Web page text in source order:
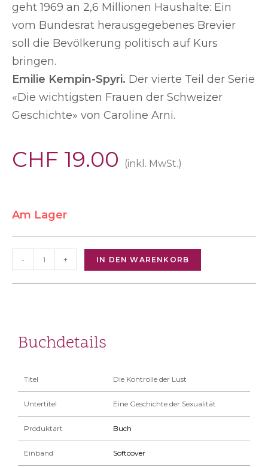
geht 1969 an 2,6 Millionen Haushalte: Ein
vom Bundesrat herausgegebenes Brevier
soll die Bevölkerung politisch auf Kurs
bringen.
Emilie Kempin-Spyri. Der vierte Teil der Serie
«Die wichtigsten Frauen der Schweizer
Geschichte» von Caroline Arni.
CHF 19.00 (inkl. MwSt.)
Am Lager
- + IN DEN WARENKORB
Buchdetails
Titel Die Kontrolle der Lust
Untertitel Eine Geschichte der Sexualität
Produktart Buch
Einband Softcover